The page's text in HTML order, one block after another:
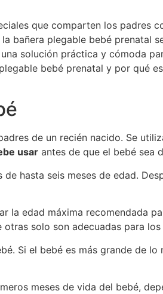
que comparten los padres
bañera plegable bebé prenatal
solución práctica y cómoda
bebé prenatal y por qué
de un recién nacido. Se
usar antes de que el bebé sea
hasta seis meses de edad.
la edad máxima recomendada
solo son adecuadas para
Si el bebé es más grande de
meses de vida del bebé,